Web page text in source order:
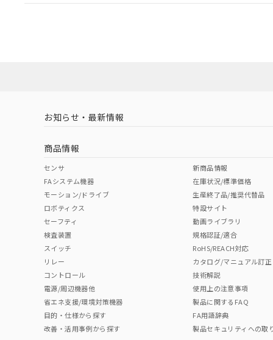
検出領域
（イギリス
（ノルウェー
お知らせ・最新情報
商品情報
センサ
FAシステム機器
モーション/ドライブ
ロボティクス
セーフティ
検査装置
スイッチ
リレー
コントロール
電源/周辺機器他
省エネ支援/環境対策機器
目的・仕様から探す
改善・活用事例から探す
新商品情報
在庫状況/標準価格
生産終了品/推奨代替品
特設サイト
動画ライブラリ
規格認証/適合
RoHS/REACH対応
カタログ/マニュアル訂正
技術解説
使用上の注意事項
製品に関するFAQ
FA用語辞典
製品セキュリティへの取